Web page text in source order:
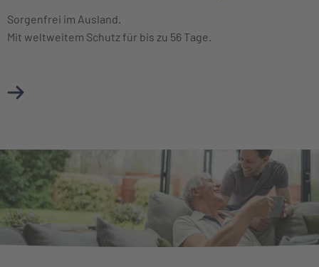
Sorgenfrei im Ausland.
Mit weltweitem Schutz für bis zu 56 Tage.
Mehr über Reisekrankenversicherung erfahren